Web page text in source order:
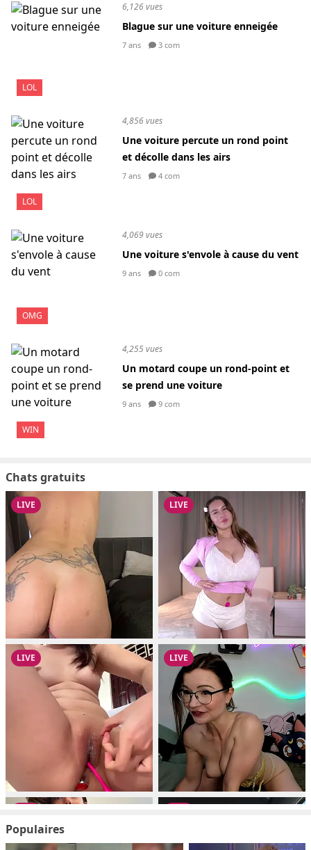
LOL
6,126 vues
Blague sur une voiture enneigée
7 ans 3 com
LOL
4,856 vues
Une voiture percute un rond point
et décolle dans les airs
7 ans 4 com
OMG
4,069 vues
Une voiture s'envole à cause du vent
9 ans 0 com
WIN
4,255 vues
Un motard coupe un rond-point et
se prend une voiture
9 ans 9 com
Chats gratuits
Populaires